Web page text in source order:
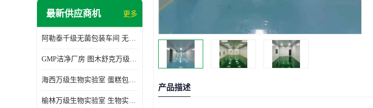
最新供应商机 更多
阿勒泰千级无菌包装车间 无尘车间 欢迎选购
GMP洁净厂房 图木舒克万级GMP洁净厂房价格
海西万级生物实验室 蛋糕包装间 为环保助力
榆林万级生物实验室 生物实验室 欢迎选购
产品描述